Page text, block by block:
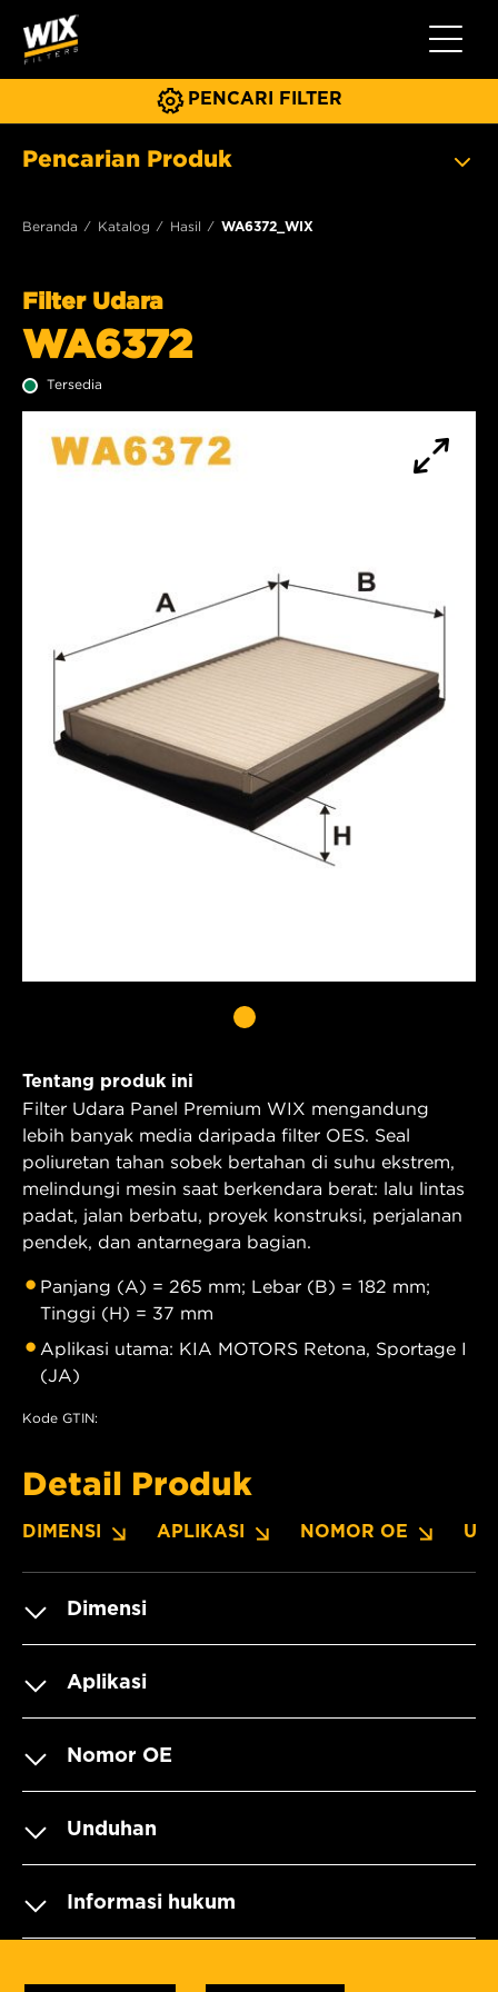
Beralih
PENCARI FILTER
Pencarian Produk
Beranda Katalog Hasil WA6372_WIX
Filter Udara
WA6372
Tersedia
Tentang produk ini
Filter Udara Panel Premium WIX mengandung
lebih banyak media daripada filter OES. Seal
poliuretan tahan sobek bertahan di suhu ekstrem,
melindungi mesin saat berkendara berat: lalu lintas
padat, jalan berbatu, proyek konstruksi, perjalanan
pendek, dan antarnegara bagian.
Panjang (A) = 265 mm; Lebar (B) = 182 mm;
Tinggi (H) = 37 mm
Aplikasi utama: KIA MOTORS Retona, Sportage I
(JA)
Kode GTIN:
Detail Produk
DIMENSI APLIKASI NOMOR OE
Dimensi
Aplikasi
Nomor OE
Unduhan
Informasi hukum